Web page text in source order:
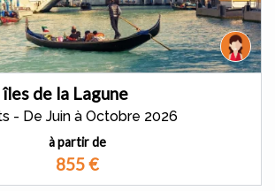
de la Lagune
- De Juin à Octobre 2026
à partir de
855€